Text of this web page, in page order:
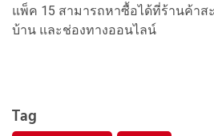
แพ็ค 15 สามารถหาซื้อได้ที่ร้านค้าส
บ้าน และช่องทางออนไลน์
Tag